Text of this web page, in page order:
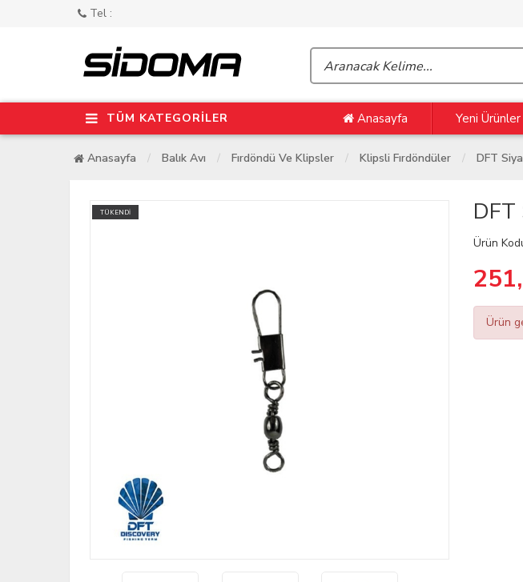
Tel :
TÜM KATEGORİLER Anasayfa Yeni Ürünler
Anasayfa Balık Avı Fırdöndü Ve Klipsler Klipsli Fırdöndüler DFT
TÜKENDİ DFT
Ürün
Ürün